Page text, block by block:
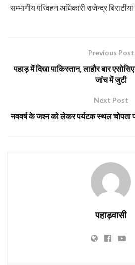
सम्भागीय परिवहन अधिकारी राजेन्द्र
Previous Post
पहाड़ में दिखा पाकिस्तान, लाहौर बार
जांच में जुटी
Next Post
नववर्ष के जश्न को लेकर पर्यटक स्थल
पहाड़वासी